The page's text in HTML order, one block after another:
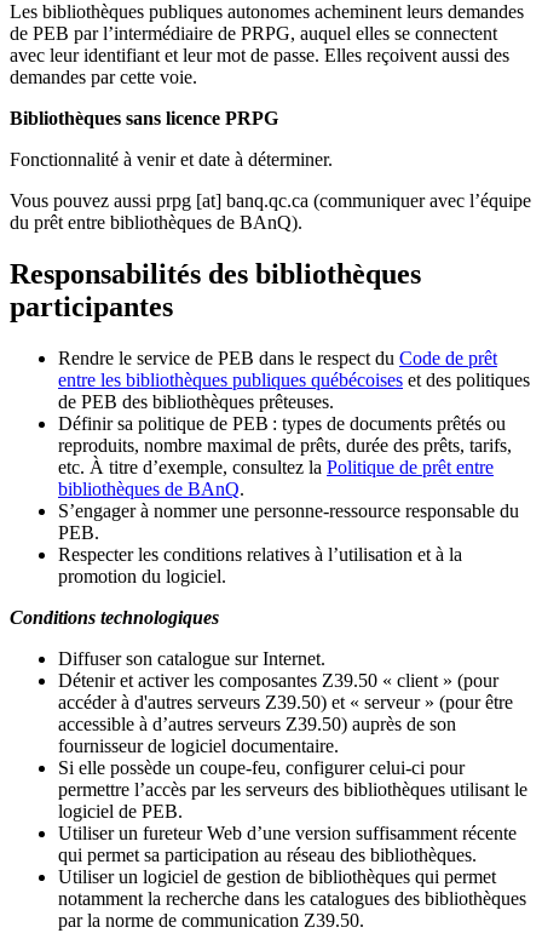
Les bibliothèques publiques autonomes acheminent leurs demandes
de PEB par l’intermédiaire de PRPG, auquel elles se connectent
avec leur identifiant et leur mot de passe. Elles reçoivent aussi des
demandes par cette voie.
Bibliothèques sans licence PRPG
Fonctionnalité à venir et date à déterminer.
Vous pouvez aussi prpg [at] banq.qc.ca (communiquer avec l’équipe
du prêt entre bibliothèques de BAnQ).
Responsabilités des bibliothèques
participantes
Rendre le service de PEB dans le respect du Code de prêt
entre les bibliothèques publiques québécoises et des politiques
de PEB des bibliothèques prêteuses.
Définir sa politique de PEB : types de documents prêtés ou
reproduits, nombre maximal de prêts, durée des prêts, tarifs,
etc. À titre d’exemple, consultez la Politique de prêt entre
bibliothèques de BAnQ.
S’engager à nommer une personne-ressource responsable du
PEB.
Respecter les conditions relatives à l’utilisation et à la
promotion du logiciel.
Conditions technologiques
Diffuser son catalogue sur Internet.
Détenir et activer les composantes Z39.50 « client » (pour
accéder à d'autres serveurs Z39.50) et « serveur » (pour être
accessible à d’autres serveurs Z39.50) auprès de son
fournisseur de logiciel documentaire.
Si elle possède un coupe-feu, configurer celui-ci pour
permettre l’accès par les serveurs des bibliothèques utilisant le
logiciel de PEB.
Utiliser un fureteur Web d’une version suffisamment récente
qui permet sa participation au réseau des bibliothèques.
Utiliser un logiciel de gestion de bibliothèques qui permet
notamment la recherche dans les catalogues des bibliothèques
par la norme de communication Z39.50.